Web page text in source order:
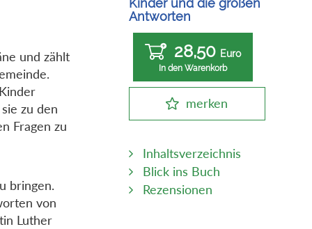
und zählt
zu den
Fragen zu
bringen.
von
Luther
Kinder und die großen
Antworten
28,50 Euro
In den Warenkorb
merken
Inhaltsverzeichnis
Blick ins Buch
Rezensionen